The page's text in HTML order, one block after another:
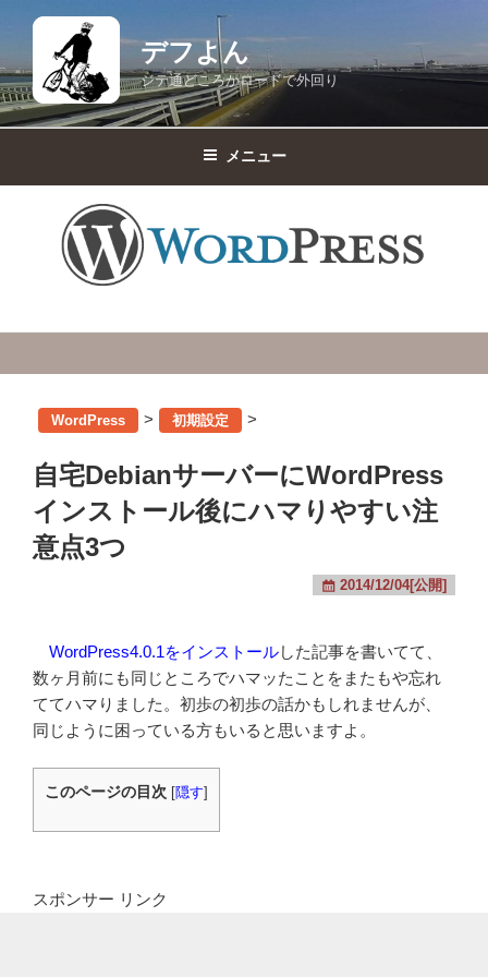
テ
ン
ツ
デフよん
ジテ通どころかロードで外回り
メニュー
WordPress > 初期設定 >
自宅DebianサーバーにWordPress
インストール後にハマりやすい注
意点3つ
2014/12/04[公開]
WordPress4.0.1をインストールした記事を書いてて、
数ヶ月前にも同じところでハマッたことをまたもや忘れ
ててハマりました。初歩の初歩の話かもしれませんが、
同じように困っている方もいると思いますよ。
このページの目次 [隠す]
スポンサー リンク